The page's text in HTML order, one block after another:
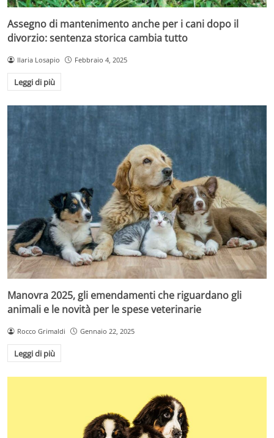
Assegno di mantenimento anche per i cani dopo il
divorzio: sentenza storica cambia tutto
Ilaria Losapio Febbraio 4, 2025
Leggi di più
Manovra 2025, gli emendamenti che riguardano gli
animali e le novità per le spese veterinarie
Rocco Grimaldi Gennaio 22, 2025
Leggi di più